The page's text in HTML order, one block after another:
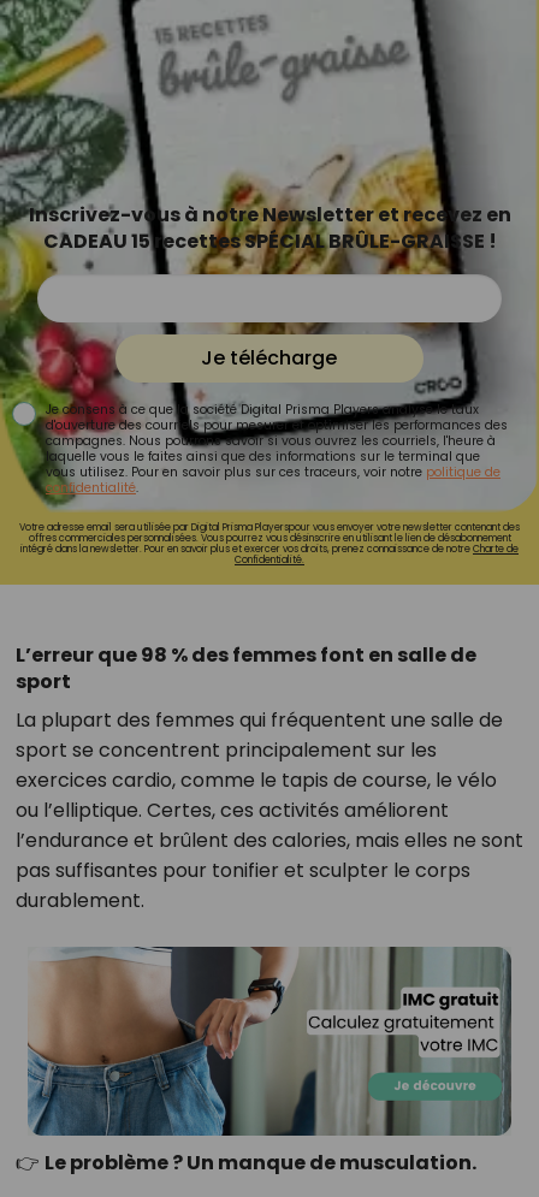
Inscrivez-vous à notre Newsletter et recevez en
CADEAU 15 recettes SPÉCIAL BRÛLE-GRAISSE !
Je télécharge
Je consens à ce que la société Digital Prisma Players analyse le taux
d'ouverture des courriels pour mesurer et optimiser les performances des
campagnes. Nous pourrons savoir si vous ouvrez les courriels, l'heure à
laquelle vous le faites ainsi que des informations sur le terminal que
vous utilisez. Pour en savoir plus sur ces traceurs, voir notre politique de
confidentialité.
Votre adresse email sera utilisée par Digital Prisma Playerspour vous envoyer votre newsletter contenant des
offres commerciales personnalisées. Vous pourrez vous désinscrire en utilisant le lien de désabonnement
intégré dans la newsletter. Pour en savoir plus et exercer vos droits, prenez connaissance de notreCharte de
Confidentialité.
L’erreur que 98 % des femmes font en salle de
sport
La plupart des femmes qui fréquentent une salle de
sport se concentrent principalement sur les
exercices cardio, comme le tapis de course, le vélo
ou l’elliptique. Certes, ces activités améliorent
l’endurance et brûlent des calories, mais elles ne sont
pas suffisantes pour tonifier et sculpter le corps
durablement.
👉 Le problème ? Un manque de musculation.